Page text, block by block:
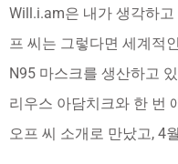
Will.i.am은 내가 생각하
프 씨는 그렇다면 세계적
N95 마스크를 생산하고
리우스 아담치크와 한 번
오프 씨 소개로 만났고, 4